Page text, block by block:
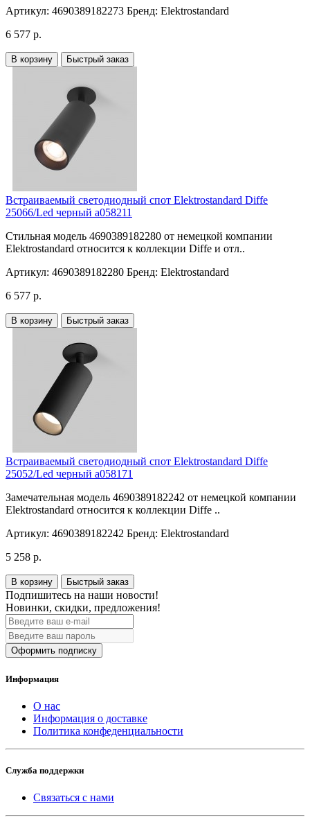
Артикул: 4690389182273 Бренд: Elektrostandard
6 577 р.
В корзину Быстрый заказ
Встраиваемый светодиодный спот Elektrostandard Diffe
25066/Led черный a058211
Стильная модель 4690389182280 от немецкой компании
Elektrostandard относится к коллекции Diffe и отл..
Артикул: 4690389182280 Бренд: Elektrostandard
6 577 р.
В корзину Быстрый заказ
Встраиваемый светодиодный спот Elektrostandard Diffe
25052/Led черный a058171
Замечательная модель 4690389182242 от немецкой компании
Elektrostandard относится к коллекции Diffe ..
Артикул: 4690389182242 Бренд: Elektrostandard
5 258 р.
В корзину Быстрый заказ
Подпишитесь на наши новости!
Новинки, скидки, предложения!
Оформить подписку
Информация
О нас
Информация о доставке
Политика конфеденциальности
Служба поддержки
Связаться с нами